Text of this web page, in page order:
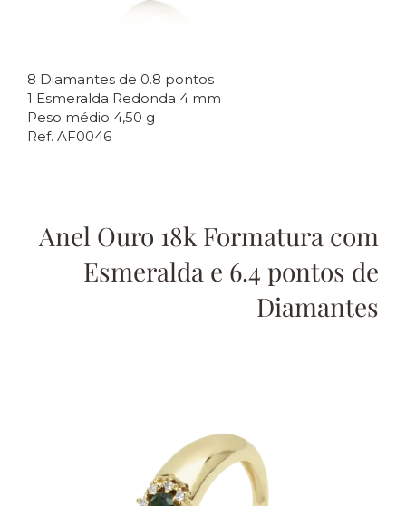
8 Diamantes de 0.8 pontos
1 Esmeralda Redonda 4 mm
Peso médio 4,50 g
Ref. AF0046
Anel Ouro 18k Formatura com
Esmeralda e 6.4 pontos de
Diamantes